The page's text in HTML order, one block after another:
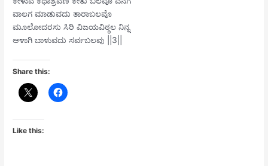
ವಾಲಗ ಮಾಡುವದು ತಾರಾಬಲವೊ
ಮೂಲೋದರಸು ಸಿರಿ ವಿಜಯವಿಠ್ಠಲ ನಿನ್ನ
ಆಳಾಗಿ ಬಾಳುವದು ಸರ್ವಬಲವು ||3||
Share this:
Like this: